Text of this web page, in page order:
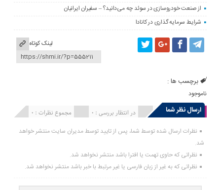
از صنعت خودروسازی در سوئد چه می‌دانید؟ – سفیران ایرانیان
شرایط سرمایه گذاری در کانادا
لینک کوتاه
برچسب ها :
ناموجود
ارسال نظر شما مجموع نظرات : 0 در انتظار بررسی : 0 انتشار یافته : 0
نظرات ارسال شده توسط شما، پس از تایید توسط مدیران سایت منتشر خواهد
شد.
نظراتی که حاوی تهمت یا افترا باشد منتشر نخواهد شد.
نظراتی که به غیر از زبان فارسی یا غیر مرتبط با خبر باشد منتشر نخواهد شد.